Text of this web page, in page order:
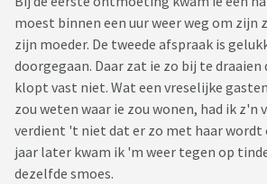
moest binnen een uur weer weg om zijn
zijn moeder. De tweede afspraak is
doorgegaan. Daar zat ie zo bij te
klopt vast niet. Wat een vreselijke
zou weten waar ie zou wonen, had ik z'n
verdient 't niet dat er zo met haar wordt
jaar later kwam ik 'm weer tegen op
dezelfde smoes.